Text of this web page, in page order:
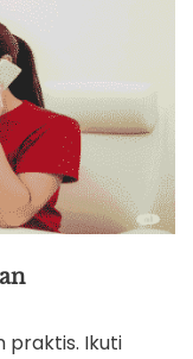
praktis. Ikuti